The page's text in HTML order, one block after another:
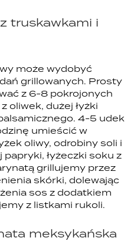
truskawkami i
może wydobyć
grillowanych. Prosty
z 6-8 pokrojonych
oliwek, dużej łyżki
4-5 udek
umieścić w
oliwy, odrobiny soli i
papryki, łyżeczki soku z
grillujemy przez
skórki, dolewając
sos z dodatkiem
z listkami rukoli.
meksykańska